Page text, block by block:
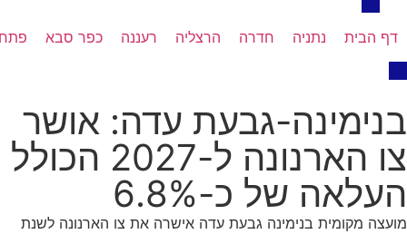
דף הבית נתניה חדרה הרצליה רעננה כפר סבא
בנימינה-גבעת עדה: אושר
צו הארנונה ל-2027 הכולל
העלאה של כ-6.8%
מועצה מקומית בנימינה גבעת עדה אישרה את צו הארנונה לשנת